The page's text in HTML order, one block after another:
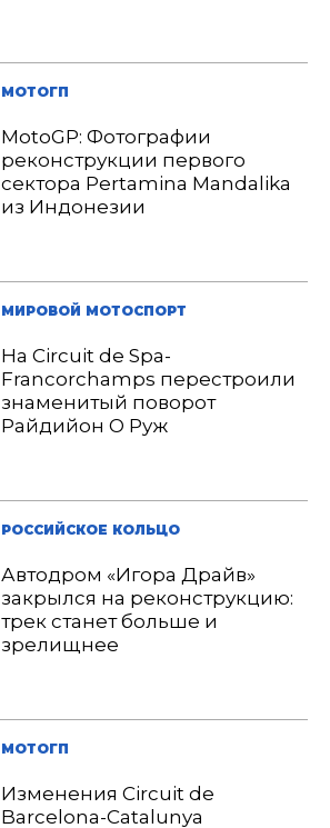
МОТОГП
MotoGP: Фотографии
реконструкции первого
сектора Pertamina Mandalika
из Индонезии
МИРОВОЙ МОТОСПОРТ
На Circuit de Spa-
Francorchamps перестроили
знаменитый поворот
Райдийон О Руж
РОССИЙСКОЕ КОЛЬЦО
Автодром «Игора Драйв»
закрылся на реконструкцию:
трек станет больше и
зрелищнее
МОТОГП
Изменения Circuit de
Barcelona-Catalunya